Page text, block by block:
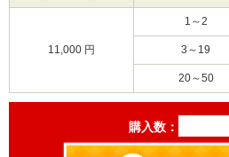
11,000 円
1～2
3～19
20～50
購入数：